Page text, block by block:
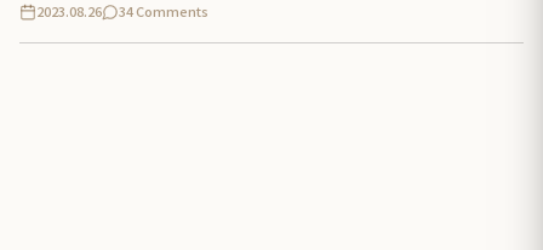
2023.08.26 34 Comments